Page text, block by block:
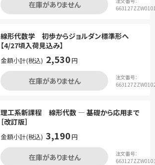
在庫がありません
線形代数学 初歩からジョルダン標準形へ
【4/27頃入荷見込み】
金額小計(税込) 2,530円
在庫がありません
注文番号：
理工系新課程 線形代数 ― 基礎から応用まで
［改訂版］
金額小計(税込) 3,190円
在庫がありません
注文番号：